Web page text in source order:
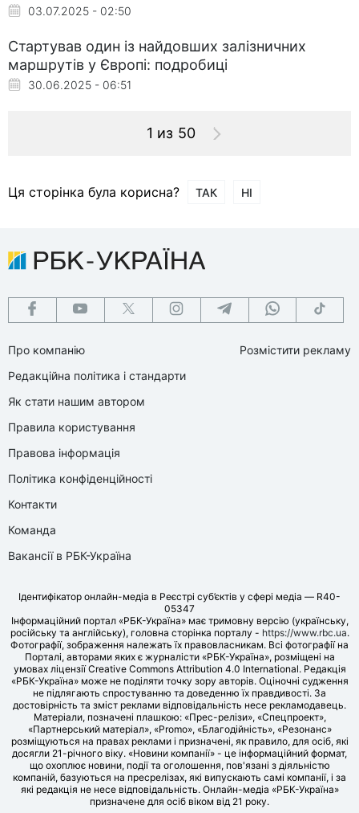
03.07.2025 - 02:50
Стартував один із найдовших залізничних
маршрутів у Європі: подробиці
30.06.2025 - 06:51
1 из 50
Ця сторінка була корисна? ТАК НІ
Про компанію
Редакційна політика і стандарти
Як стати нашим автором
Правила користування
Правова інформація
Політика конфіденційності
Контакти
Команда
Вакансії в РБК-Україна
Розмістити рекламу
Ідентифікатор онлайн-медіа в Реєстрі суб’єктів у сфері медіа — R40-
05347
Інформаційний портал «РБК-Україна» має тримовну версію (українську,
російську та англійську), головна сторінка порталу - https://www.rbc.ua.
Фотографії, зображення належать їх правовласникам. Всі фотографії на
Порталі, авторами яких є журналісти «РБК-Україна», розміщені на
умовах ліцензії Creative Commons Attribution 4.0 International. Редакція
«РБК-Україна» може не поділяти точку зору авторів. Оціночні судження
не підлягають спростуванню та доведенню їх правдивості. За
достовірність та зміст реклами відповідальність несе рекламодавець.
Матеріали, позначені плашкою: «Прес-релізи», «Спецпроект»,
«Партнерський матеріал», «Promo», «Благодійність», «Резонанс»
розміщуються на правах реклами і призначені, як правило, для осіб, які
досягли 21-річного віку. «Новини компанії» - це інформаційний формат,
що охоплює новини, події та оголошення, пов'язані з діяльністю
компаній, базуються на пресрелізах, які випускають самі компанії, і за
які редакція не несе відповідальність. Онлайн-медіа «РБК-Україна»
призначене для осіб віком від 21 року.